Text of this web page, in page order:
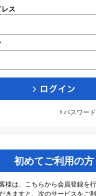
レス
パスワー
初めてご利用の方
様は、こちらから会員登録を行
きますと、次のサービスをご利